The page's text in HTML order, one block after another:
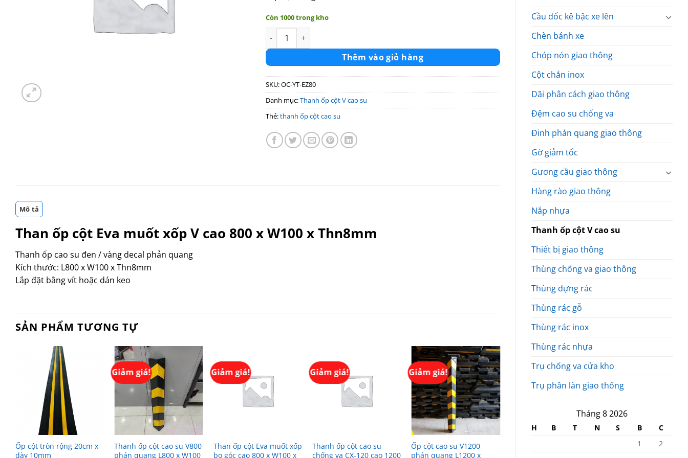
Cầu dốc kê bậc xe lên
Chèn bánh xe
Chóp nón giao thông
Cột chắn inox
Dãi phân cách giao thông
Đệm cao su chống va
Đinh phản quang giao thông
Gờ giảm tốc
Gương cầu giao thông
Hàng rào giao thông
Nắp nhựa
Thanh ốp cột V cao su
Thiết bị giao thông
Thùng chống va giao thông
Thùng đựng rác
Thùng rác gỗ
Thùng rác inox
Thùng rác nhựa
Trụ chống va cửa kho
Trụ phân làn giao thông
Tháng 8 2026
H B T N S B
C
1
2
Còn 1000 trong kho
Than ốp cột Eva muốt xốp V cao 800 x W100 x Thn8mm số lượng
Thêm vào giỏ hàng
SKU:OC-YT-EZ80
Danh mục:Thanh ốp cột V cao su
Thẻ:thanh ốp cột cao su
Mô tả
Than ốp cột Eva muốt xốp V cao 800 x W100 x Thn8mm
Thanh ốp cao su đen / vàng decal phản quang
Kích thước: L800 x W100 x Thn8mm
Lắp đặt bằng vít hoặc dán keo
SẢN PHẨM TƯƠNG TỰ
Ốp cột tròn rộng 20cm x
dày 10mm
Giảm giá!
Thanh ốp cột cao su V800
phản quang L800 x W100
Giảm giá!
Than ốp cột Eva muốt xốp
bo góc cao 800 x W100 x
Giảm giá!
Thanh ốp cột cao su
chống va CX-120 cao 1200
Giảm giá!
Ốp cột cao su V1200
phản quang L1200 x